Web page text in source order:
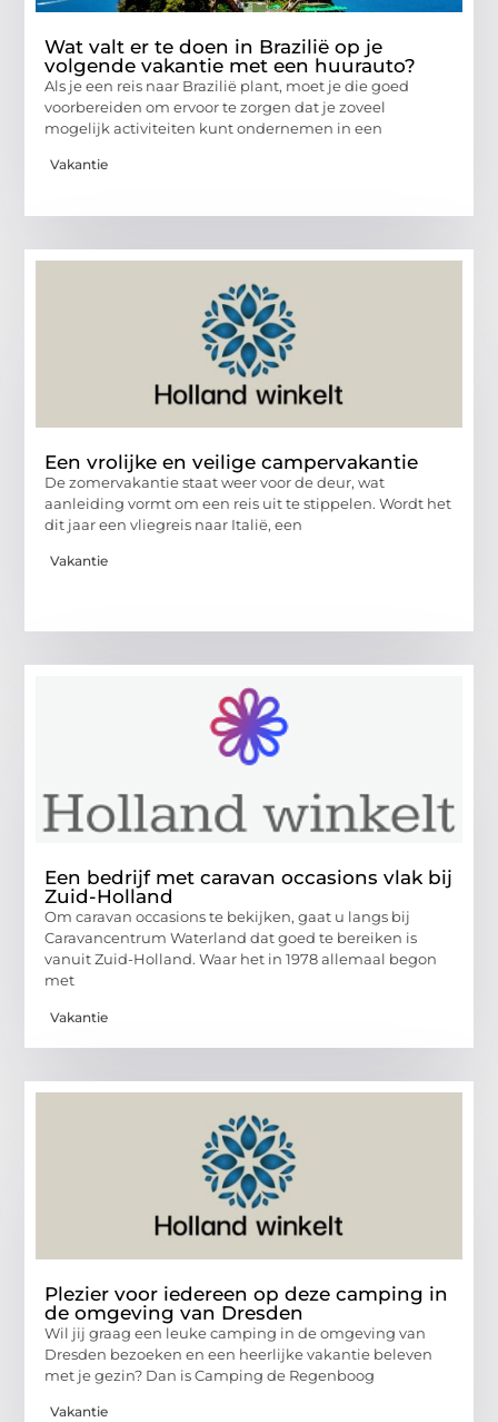
Wat valt er te doen in Brazilië op je
volgende vakantie met een huurauto?
Als je een reis naar Brazilië plant, moet je die goed
voorbereiden om ervoor te zorgen dat je zoveel
mogelijk activiteiten kunt ondernemen in een
Vakantie
Een vrolijke en veilige campervakantie
De zomervakantie staat weer voor de deur, wat
aanleiding vormt om een reis uit te stippelen. Wordt het
dit jaar een vliegreis naar Italië, een
Vakantie
Een bedrijf met caravan occasions vlak bij
Zuid-Holland
Om caravan occasions te bekijken, gaat u langs bij
Caravancentrum Waterland dat goed te bereiken is
vanuit Zuid-Holland. Waar het in 1978 allemaal begon
met
Vakantie
Plezier voor iedereen op deze camping in
de omgeving van Dresden
Wil jij graag een leuke camping in de omgeving van
Dresden bezoeken en een heerlijke vakantie beleven
met je gezin? Dan is Camping de Regenboog
Vakantie